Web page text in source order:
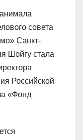
совета
Санкт-
Шойгу стала
Российской
«Фонд